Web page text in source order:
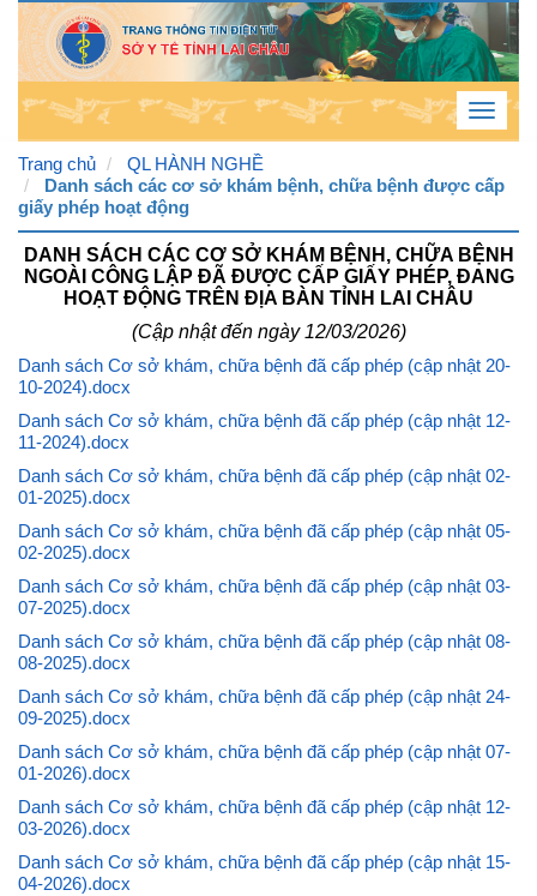
Thứ
5 , 6
/ 8 /
4 : 41
48
PM
Toggle
Trang chủ
QL HÀNH NGHỀ
Danh sách các cơ sở khám bệnh, chữa bệnh được cấp
giấy phép hoạt động
DANH SÁCH CÁC CƠ SỞ KHÁM BỆNH, CHỮA BỆNH
NGOÀI CÔNG LẬP ĐÃ ĐƯỢC CẤP GIẤY PHÉP, ĐANG
HOẠT ĐỘNG TRÊN ĐỊA BÀN TỈNH LAI CHÂU
(Cập nhật đến ngày 12/03/2026)
Danh sách Cơ sở khám, chữa bệnh đã cấp phép (cập nhật 20-
10-2024).docx
Danh sách Cơ sở khám, chữa bệnh đã cấp phép (cập nhật 12-
11-2024).docx
Danh sách Cơ sở khám, chữa bệnh đã cấp phép (cập nhật 02-
01-2025).docx
Danh sách Cơ sở khám, chữa bệnh đã cấp phép (cập nhật 05-
02-2025).docx
Danh sách Cơ sở khám, chữa bệnh đã cấp phép (cập nhật 03-
07-2025).docx
Danh sách Cơ sở khám, chữa bệnh đã cấp phép (cập nhật 08-
08-2025).docx
Danh sách Cơ sở khám, chữa bệnh đã cấp phép (cập nhật 24-
09-2025).docx
Danh sách Cơ sở khám, chữa bệnh đã cấp phép (cập nhật 07-
01-2026).docx
Danh sách Cơ sở khám, chữa bệnh đã cấp phép (cập nhật 12-
03-2026).docx
Danh sách Cơ sở khám, chữa bệnh đã cấp phép (cập nhật 15-
04-2026).docx